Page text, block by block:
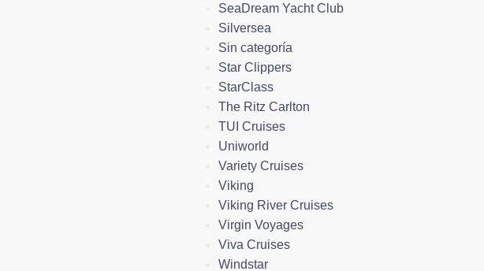
SeaDream Yacht Club
Silversea
Sin categoría
Star Clippers
StarClass
The Ritz Carlton
TUI Cruises
Uniworld
Variety Cruises
Viking
Viking River Cruises
Virgin Voyages
Viva Cruises
Windstar